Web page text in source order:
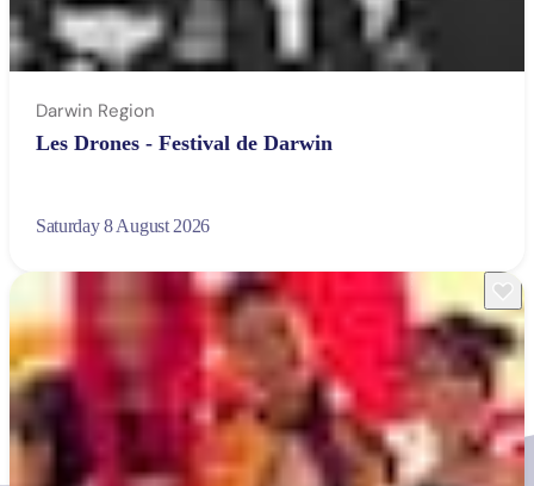
Darwin Region
Les Drones - Festival de Darwin
Saturday 8 August 2026